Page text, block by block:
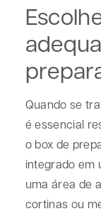
Quando se
é essencial
o box de
integrado em
uma área de
cortinas ou